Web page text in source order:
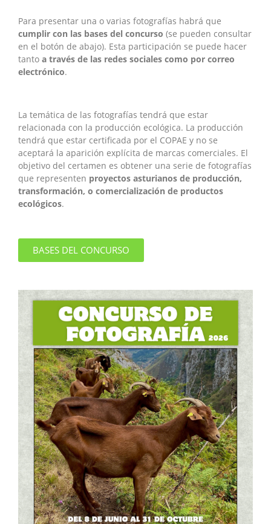
Para presentar una o varias fotografías habrá que
cumplir con las bases del concurso (se pueden consultar
en el botón de abajo). Esta participación se puede hacer
tanto a través de las redes sociales como por correo
electrónico.
La temática de las fotografías tendrá que estar
relacionada con la producción ecológica. La producción
tendrá que estar certificada por el COPAE y no se
aceptará la aparición explícita de marcas comerciales. El
objetivo del certamen es obtener una serie de fotografías
que representen proyectos asturianos de producción,
transformación, o comercialización de productos
ecológicos.
BASES DEL CONCURSO